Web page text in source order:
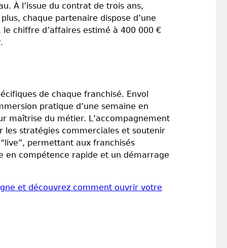
À l’issue du contrat de trois ans,
chaque partenaire dispose d’une
chiffre d’affaires estimé à 400 000 €
de chaque franchisé. Envol
pratique d’une semaine en
maîtrise du métier. L’accompagnement
les stratégies commerciales et soutenir
permettant aux franchisés
en compétence rapide et un démarrage
et découvrez comment ouvrir votre